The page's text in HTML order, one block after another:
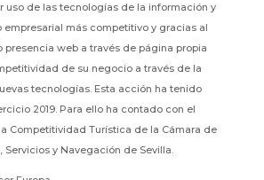
uso de las tecnologías de la información y
empresarial más competitivo y gracias al
presencia web a través de página propia
de su negocio a través de la
tecnologías. Esta acción ha tenido
2019. Para ello ha contado con el
Competitividad Turística de la Cámara de
Servicios y Navegación de Sevilla.